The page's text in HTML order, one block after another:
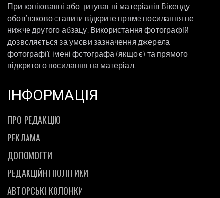
При копіюванні або цитуванні матеріалів Вікенду
обовʼязково ставити відкрите пряме посилання не
нижче другого абзацу. Використання фотографій
дозволяється за умови зазначення джерела
фотографії, імені фотографа (якщо є) та прямого
відкритого посилання на матеріал.
ІНФОРМАЦІЯ
ПРО РЕДАКЦІЮ
РЕКЛАМА
ДОПОМОГТИ
РЕДАКЦІЙНІ ПОЛІТИКИ
АВТОРСЬКІ КОЛОНКИ